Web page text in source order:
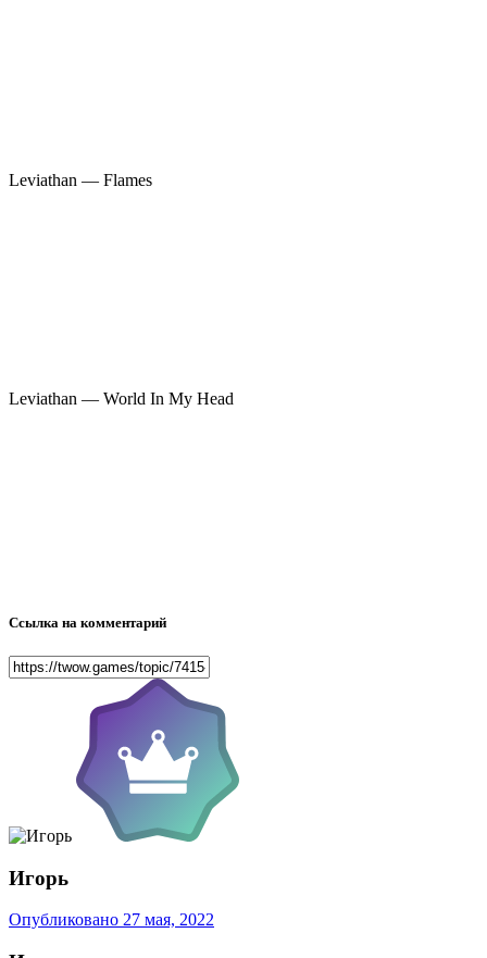
Leviathan — Flames
Leviathan — World In My Head
Ссылка на комментарий
Игорь
Опубликовано 27 мая, 2022